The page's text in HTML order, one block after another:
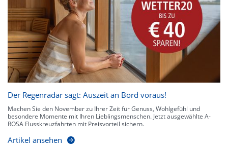
Der Regenradar sagt: Auszeit an Bord voraus!
Machen Sie den November zu Ihrer Zeit für Genuss, Wohlgefühl und
besondere Momente mit Ihren Lieblingsmenschen. Jetzt ausgewählte A-
ROSA Flusskreuzfahrten mit Preisvorteil sichern.
Artikel ansehen